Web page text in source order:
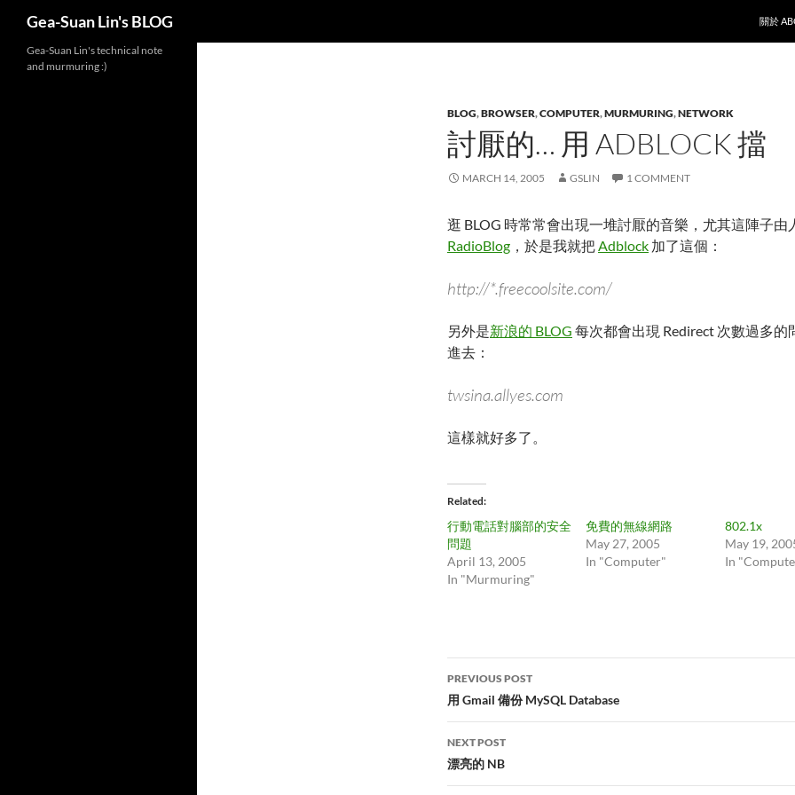
Gea-Suan Lin's BLOG
關於
BLOG,BROWSER,COMPUTER,MURMURING,NETWORK
討厭的… 用 ADBLOCK 擋
MARCH 14, 2005 GSLIN 1 COMMENT
逛 BLOG 時常常會出現一堆討厭的音樂，尤其這陣子由
RadioBlog ，於是我就把Adblock 加了這個：
http://*.freecoolsite.com/
另外是新浪的 BLOG 每次都會出現 Redirect 次數過多的
進去：
twsina.allyes.com
這樣就好多了。
Related
行動電話對腦部的安全
問題
April 13, 2005
In "Murmuring"
免費的無線網路
May 27, 2005
In "Computer"
802.1x
May 19,
In
Post
navigation
PREVIOUS POST
用 Gmail 備份 MySQL Database
NEXT POST
漂亮的 NB
Gea-Suan Lin's technical note
and murmuring :)